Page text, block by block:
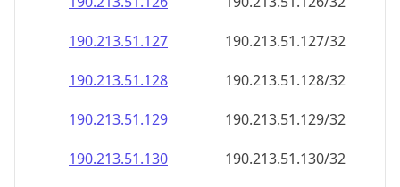
190.213.51.127
190.213.51.127/32
190.213.51.128
190.213.51.128/32
190.213.51.129
190.213.51.129/32
190.213.51.130
190.213.51.130/32